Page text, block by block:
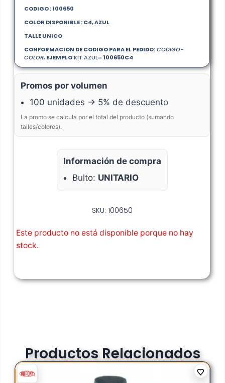
CODIGO : 100650
COLOR DISPONIBLE : C4, AZUL
TALLE UNICO
CONFORMACION DE CODIGO PARA EL PEDIDO:CODIGO-
COLOR, EJEMPLOKIT AZUL= 100650C4
SKU: 100650
Este producto no está disponible porque no hay
stock.
Promos por volumen
100 unidades → 5% de descuento
La promo se calcula por el total del producto (sumando
talles/colores).
Información de compra
Bulto: UNITARIO
Productos Relacionados